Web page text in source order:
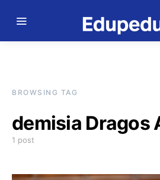
BROWSING TAG
demisia Dragos
1 post